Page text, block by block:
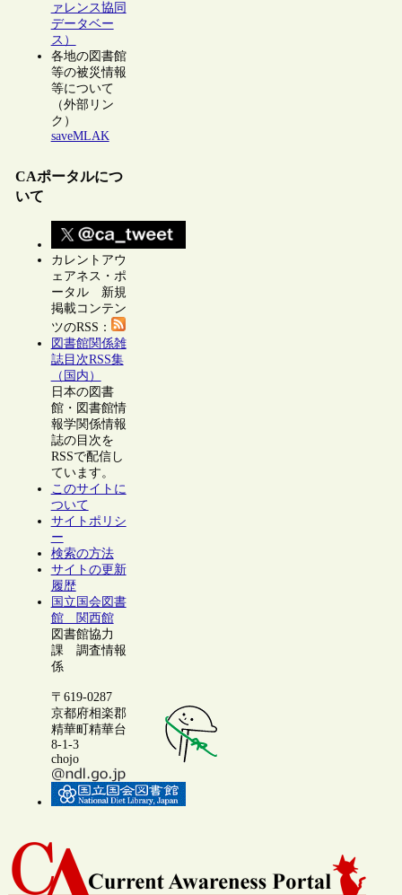
ァレンス協同
データベー
ス）
各地の図書館
等の被災情報
等について
（外部リン
ク）
saveMLAK
CAポータルにつ
いて
カレントアウ
ェアネス・ポ
ータル 新規
掲載コンテン
ツのRSS：
図書館関係雑
誌目次RSS集
（国内）
日本の図書
館・図書館情
報学関係情報
誌の目次を
RSSで配信し
ています。
このサイトに
ついて
サイトポリシ
ー
検索の方法
サイトの更新
履歴
国立国会図書
館 関西館
図書館協力
課 調査情報
係
〒619-0287
京都府相楽郡
精華町精華台
8-1-3
chojo